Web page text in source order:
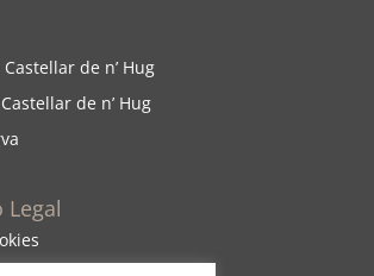
de n’ Hug
de n’ Hug